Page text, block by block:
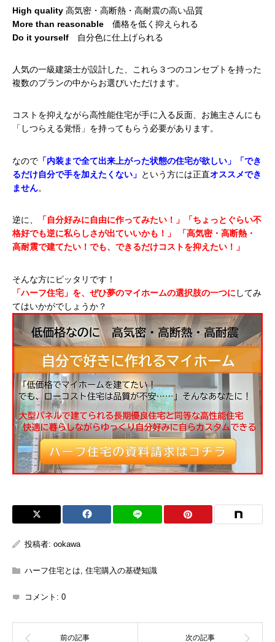
High quality 高気密・高断熱・高耐震の高い品質
More than reasonable 価格を低く抑えられる
Do it yourself 自分色に仕上げられる
人気の一級建築士が設計した、
これら３つのコンセプトを持った
複数のプランの中からお選びいただけます。
コストを抑えながら高性能住宅が手に入る反面、お施主さんにも
「しつらえる覚悟」を持ってもらう必要があります。
なので 「内装まで全て出来上がった状態の住宅が欲しい」「でき
るだけ自分で手を加えたくない」 という方には正直オススメでき
ません。
逆に、
「自分好みに自由に作ってみたい！」「ちょっとぐらい不
格好でも逆に私らしさが出ていいかも！」
「高気密・高断熱・
高耐震で建てたい！でも、できるだけコストを抑えたい！」
そんな方にピッタリです！
「ハーフ住宅」を、ぜひ夢のマイホームの選択肢の一つに してみ
てはいかがでしょうか？
投稿者: ookawa
ハーフ住宅とは, 住宅購入の基礎知識
コメント: 0